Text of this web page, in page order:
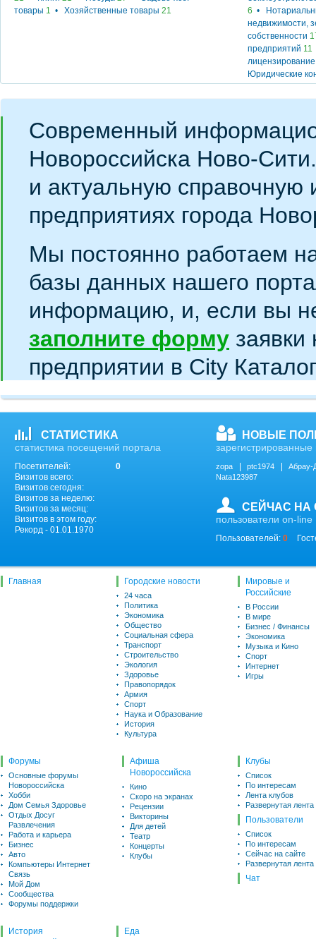
товары 1 • Хозяйственные товары 21
6 •
недвижимости,
собственности
предприятий 11
лицензирование
Юридические
Современный
Новороссийска Ново-
и актуальную
предприятиях города
Мы постоянно работаем
базы данных нашего
информацию, и, если вы
заполните форму
предприятии в City
СТАТИСТИКА
статистика посещений портала
Посетителей:
0
Визитов всего:
Визитов сегодня:
Визитов за неделю:
Визитов за месяц:
Визитов в этом году:
Рекорд - 01.01.1970
НОВЫЕ
зарегистрированные
zopa ptc1974
Абрау-
Nata123987
СЕЙЧАС НА
пользователи on-line
Пользователей: 0
Главная Городские новости
24 часа
Политика
Экономика
Общество
Социальная сфера
Транспорт
Строительство
Экология
Здоровье
Правопорядок
Армия
Спорт
Наука и Образование
История
Культура
Мировые и
Российские
В России
В мире
Бизнес / Финансы
Экономика
Музыка и Кино
Спорт
Интернет
Игры
Форумы
Основные форумы
Новороссийска
Хобби
Дом Семья Здоровье
Отдых Досуг
Развлечения
Работа и карьера
Бизнес
Авто
Компьютеры Интернет
Связь
Мой Дом
Сообщества
Форумы поддержки
Афиша
Новороссийска
Кино
Скоро на экранах
Рецензии
Викторины
Для детей
Театр
Концерты
Клубы
Клубы
Список
По интересам
Лента клубов
Развернутая лента
Пользователи
Список
По интересам
Сейчас на сайте
Развернутая лента
Чат
История
Еда